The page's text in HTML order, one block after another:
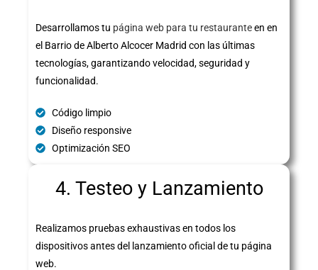
Desarrollamos tu página web para tu restauranteen en
el Barrio de Alberto Alcocer Madrid con las últimas
tecnologías, garantizando velocidad, seguridad y
funcionalidad.
Código limpio
Diseño responsive
Optimización SEO
4. Testeo y Lanzamiento
Realizamos pruebas exhaustivas en todos los
dispositivos antes del lanzamiento oficial de tu página
web.